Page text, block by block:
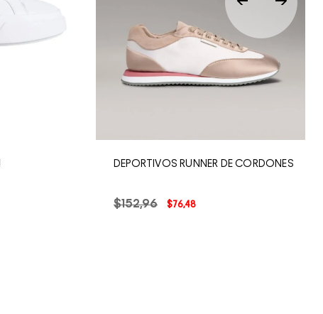
DEPORTIVOS RUNNER DE CORDONES
$152,96 $76,48